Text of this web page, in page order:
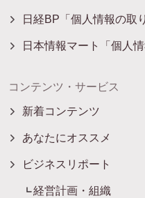
日経BP「個人情報の取
日本情報マート「個人
コンテンツ・サービス
新着コンテンツ
あなたにオススメ
ビジネスリポート
経営計画・組織